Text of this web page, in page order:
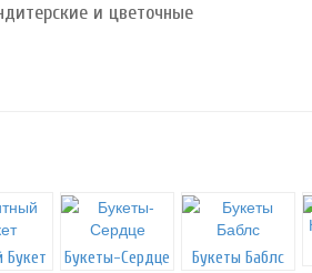
и цветочные
Букет
Букеты-Сердце Букеты Баблс